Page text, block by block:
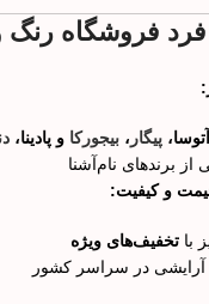
فروشگاه رنگ
پیگار ، بیجورکا و پادینا،
برندهای نام‌آشنا
و کیفیت:
با تخفیف‌های ویژه
آرایشی در سراسر کشور